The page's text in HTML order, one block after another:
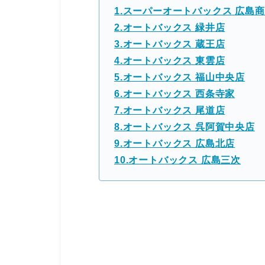
1.スーパーオートバックス 広島
2.オートバックス 緑井店
3.オートバックス 蔵王店
4.オートバックス 東雲店
5.オートバックス 福山中央店
6.オートバックス 西条寺家
7.オートバックス 尾道店
8.オートバックス 呉阿賀中央店
9.オートバックス 広島北店
10.オートバックス 広島三次